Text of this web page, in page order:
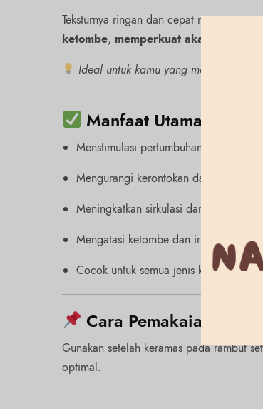
Teksturnya ringan dan cepat meresap
ketombe, memperkuat akar rambut
Ideal untuk kamu yang mengalami
Manfaat Utama:
Menstimulasi pertumbuhan rambut
Mengurangi kerontokan dan
Meningkatkan sirkulasi darah pada
Mengatasi ketombe dan iritasi ringan
Cocok untuk semua jenis kulit kepala,
Cara Pemakaian:
Gunakan setelah keramas pada rambut
optimal.